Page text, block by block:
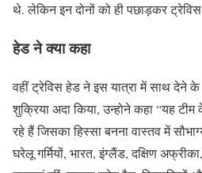
थे. लेकिन इन दोनों को ही पछाड़कर
हेड ने क्या कहा
वहीं ट्रेविस हेड ने इस यात्रा में साथ देने
शुक्रिया अदा किया, उन्होने कहा “यह
रहे हैं जिसका हिस्सा बनना वास्तव में
घरेलू गर्मियों, भारत, इंग्लैंड, दक्षिण